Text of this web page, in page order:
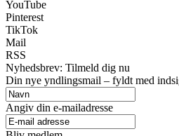
YouTube
Pinterest
TikTok
Mail
RSS
Nyhedsbrev: Tilmeld dig nu
Din nye yndlingsmail – fyldt med
Angiv din e-mailadresse